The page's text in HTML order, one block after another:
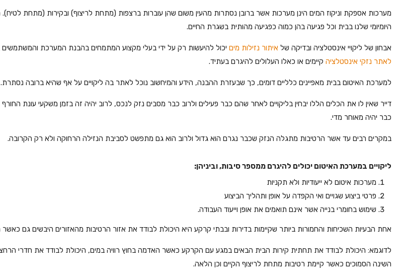
מערכות אספקת וניקוז המים הינן מערכות אשר ברובן נסתרות מהעין משום שהן עוברות ברצפות (מתחת לריצוף) ובקירות (מתחת
היומיומי שלנו בבית וכל פגיעה בהן כמוה כפגיעה מהותית בשגרת החיים.
אבחון של ליקויי אינסטלציה ובדיקה של איתור נזילות מים יכול להיעשות רק על ידי בעלי מקצוע המתמחים בהבנת המערכת והמשתמשים
לאתר נזקי אינסטלציה קיימים או כאלו העלולים להיגרם בעתיד.
למערכת האיטום בבית מאפיינים כלליים דומים, כך שבעזרת ההבנה, הידע והמיחשוב נוכל לאתר בה ליקויים על אף שהיא ברובה נסתרת.
דייר שאין לו את הכלים הללו יבחין בליקויים לאחר שהם כבר פעילים ולרוב כבר מסבים נזק לנכס, לרוב יהיה זה בזמן משקעי עונת
כבר יהיה מאוחר מדי.
במקרים רבים עד אשר הרטיבות מתגלה הנזק שכבר נגרם הוא גדול ולרוב הוא גם מתפשט לסביבת הנזילה הרחוקה ולא רק הקרובה.
ליקויים במערכת האיטום יכולים להיגרם ממספר סיבות, וביניהן:
מערכות איטום לא ייעודיות ולא תקניות
פרטי ביצוע שגויים ואי הקפדה על אופן ותהליך הביצוע
שימוש בחומרי בנייה אשר אינם תואמים את אופן וייעוד העבודה.
אחת הבעיות השכיחות והחמורות ביותר שקיימות בדירות ובבתי קרקע היא היכולת לבודד את אזור הרטיבות מהאזורים היבשים גם כאשר
לדוגמא: היכולת לבודד את תחתית קירות הבית הבאים במגע עם הקרקע כאשר האדמה בחוץ רוויה במים, היכולת לבודד את חדרי
השינה הסמוכים כאשר קיימת רטיבות מתחת לריצוף הקיים וכן הלאה.